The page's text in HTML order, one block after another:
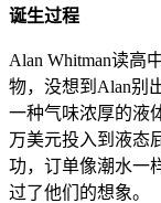
诞生过程
Alan Whitman读高
物，没想到Alan别
一种气味浓厚的液
万美元投入到液态
功，订单像潮水一
过了他们的想象。